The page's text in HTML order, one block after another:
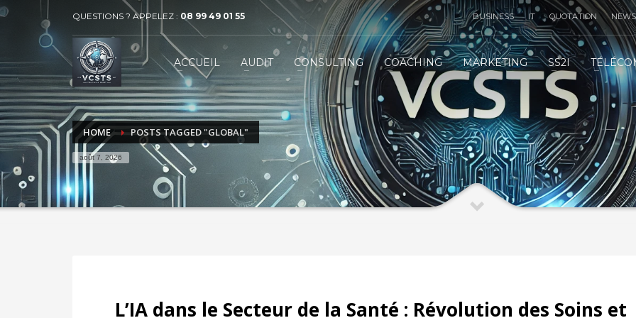
VECTEUR COMMUNICATION SERVICES TÉLÉMARKETING STRATÉGIE
1 BUSINESSMARKET 2 ITINFRASTRUCTURE 3 ITSERVICES
Contactez-nous par téléphone au 08 99 49 01 55 ou par email : contact@vcsts.com |VCSTS F.A.Q| Merci !
QUESTIONS ? APPELEZ : 08 99 49 01 55 BUSINESS IT QUOTATION NEWS
ACCUEIL AUDIT CONSULTING COACHING MARKETING SS2I
HOME POSTS TAGGED "GLOBAL"
août 7, 2026
L’IA dans le Secteur de la Santé : Révolution des Soins et